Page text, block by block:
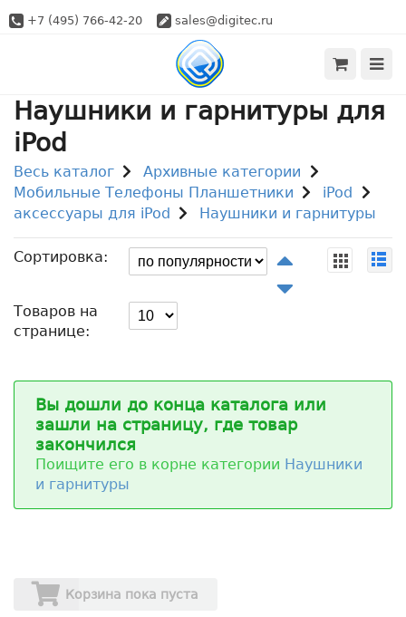
+7 (495) 766-42-20 sales@digitec.ru
Наушники и гарнитуры для
iPod
Весь каталог
Архивные категории
Мобильные Телефоны Планшетники
iPod
аксессуары для iPod
Наушники и гарнитуры
Сортировка:
Товаров на
странице:
Вы дошли до конца каталога или
зашли на страницу, где товар
закончился
Поищите его в корне категории Наушники
и гарнитуры
Корзина пока пуста